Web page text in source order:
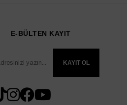
E-BÜLTEN KAYIT
KAYIT OL